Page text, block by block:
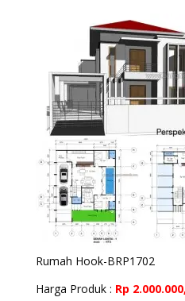
Rumah Hook-BRP1702
Harga Produk : Rp